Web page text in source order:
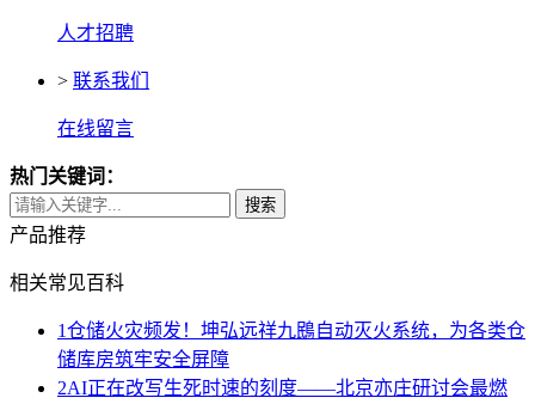
人才招聘
> 联系我们
在线留言
热门关键词：
搜索
产品推荐
相关常见百科
1仓储火灾频发！坤弘远祥九鴖自动灭火系统，为各类仓
储库房筑牢安全屏障
2AI正在改写生死时速的刻度——北京亦庄研讨会最燃